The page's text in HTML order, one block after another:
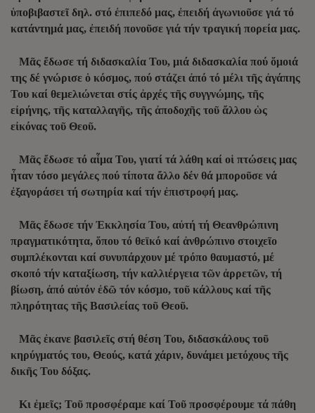
ὑποβιβαστεῖ δηλ. στό ἐπιπεδό μας, ἐπειδή ἀγωνιοῦσε γιά τό
κατάντημά μας, ἐπειδή πονοῦσε γιά τήν τραγική πορεία μας.
Μᾶς ἔδωσε τή διδασκαλία Του, μιά διδασκαλία πού ὅμοιά
της δέ γνώρισε ὁ κόσμος, πού στάζει ἀπό τό μέλι τῆς ἀγάπης
Του καί θεμελιώνεται στίς ἀρχές τῆς συγγνώμης, τῆς
εἰρήνης, τῆς καταλλαγῆς, τῆς ἀποδοχῆς τοῦ ἄλλου ὡς
εἰκόνας τοῦ Θεοῦ.
Μᾶς ἔδωσε τό αἷμα Του, γιατί τά λάθη καί οἱ πτώσεις μας
ἦταν τόσο μεγάλες πού τίποτα ἄλλο δέν θά μποροῦσε νά
ἐξαγοράσει τή σωτηρία καί τήν ἐπιστροφή μας.
Μᾶς ἔδωσε τήν Ἐκκλησία Του, αὐτή τή Θεανθρώπινη
πραγματικότητα, ὅπου τό θεϊκό καί ἀνθρώπινο στοιχεῖο
συμπλέκονται καί συνυπάρχουν μέ τρόπο θαυμαστό, μέ
σκοπό τήν καταξίωση, τήν καλλιέργεια τῶν ἀρρετῶν, τή
βίωση, ἀπό αὐτόν ἐδῶ τόν κόσμο, τοῦ κάλλους καί τῆς
πληρότητας τῆς Βασιλείας τοῦ Θεοῦ.
Μᾶς ἐκανε βασιλεῖς στή θέση Του, διδασκάλους τοῦ
κηρύγματός του, Θεούς, κατά χάριν, δυνάμει μετόχους τῆς
δικῆς Του δόξας.
Κι ἐμεῖς; Τοῦ προσφέραμε καί Τοῦ προσφέρουμε τά πάθη